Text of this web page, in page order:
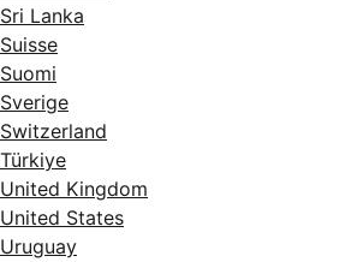
Sri Lanka
Suisse
Suomi
Sverige
Switzerland
Türkiye
United Kingdom
United States
Uruguay